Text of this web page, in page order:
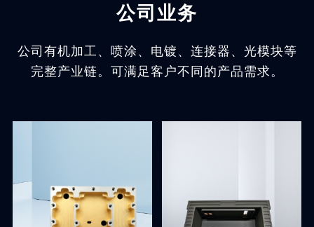
公司业务
公司有机加工、喷涂、电镀、连接器、光模块等
完整产业链。可满足客户不同的产品需求。